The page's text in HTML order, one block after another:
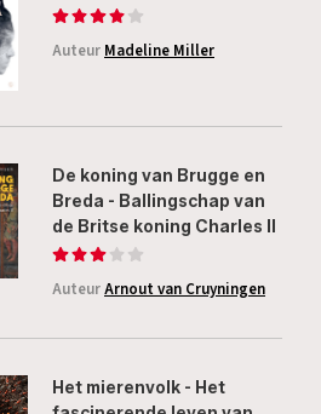
Auteur Madeline Miller
De koning van Brugge en
Breda - Ballingschap van
de Britse koning Charles II
AuteurArnout van Cruyningen
Het mierenvolk - Het